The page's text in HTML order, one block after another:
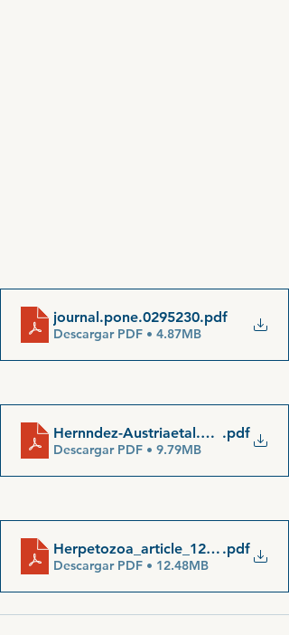
journal.pone.0295230.pdf
Descargar PDF • 4.87MB
Hernndez-Austriaetal.2024.pdf
Descargar PDF • 9.79MB
Herpetozoa_article_122213_en_1
.pdf
Descargar PDF • 12.48MB